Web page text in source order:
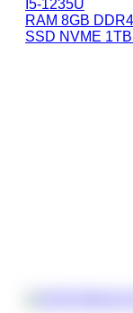
I5-1235U
RAM 8GB
SSD NVME